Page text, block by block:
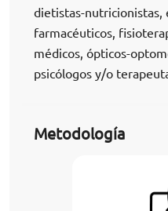
dietistas-nutricionistas,
farmacéuticos,
médicos, ópticos-
psicólogos y/o
Metodología